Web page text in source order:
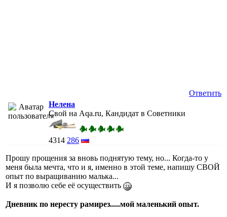
Ответить
Нелена
Свой на Aqa.ru, Кандидат в Советники
4314 286
Прошу прощения за вновь поднятую тему, но... Когда-то у
меня была мечта, что и я, именно в этой теме, напишу СВОЙ
опыт по выращиванию малька...
И я позволю себе её осуществить
Дневник по нересту рамирез.....мой маленький опыт.